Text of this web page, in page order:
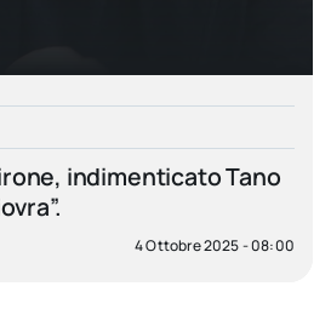
indimenticato Tano
4 Ottobre 2025 - 08:00